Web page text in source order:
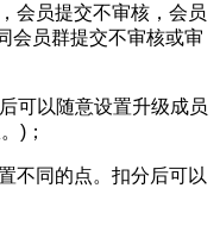
会员提交不审核，会员
会员群提交不审核或审
可以随意设置升级成员
)；
不同的点。扣分后可以